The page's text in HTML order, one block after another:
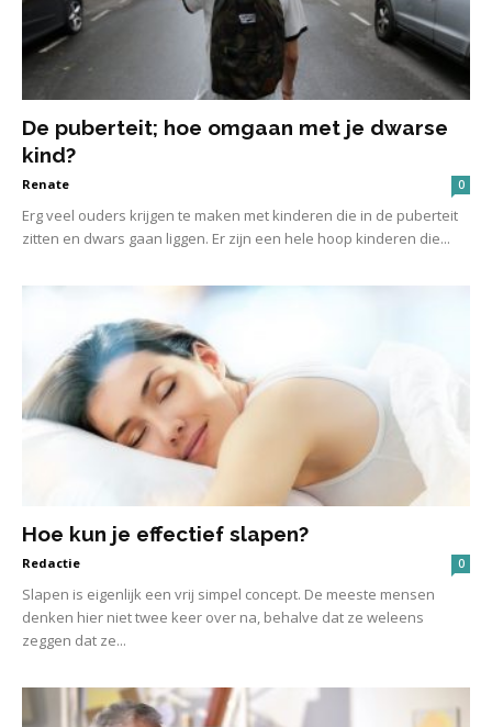
De puberteit; hoe omgaan met je dwarse
kind?
Renate 0
Erg veel ouders krijgen te maken met kinderen die in de puberteit
zitten en dwars gaan liggen. Er zijn een hele hoop kinderen die...
Hoe kun je effectief slapen?
Redactie 0
Slapen is eigenlijk een vrij simpel concept. De meeste mensen
denken hier niet twee keer over na, behalve dat ze weleens
zeggen dat ze...